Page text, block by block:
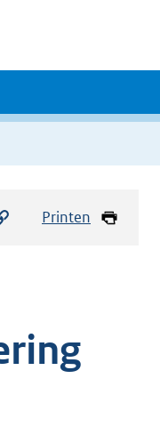
Printen